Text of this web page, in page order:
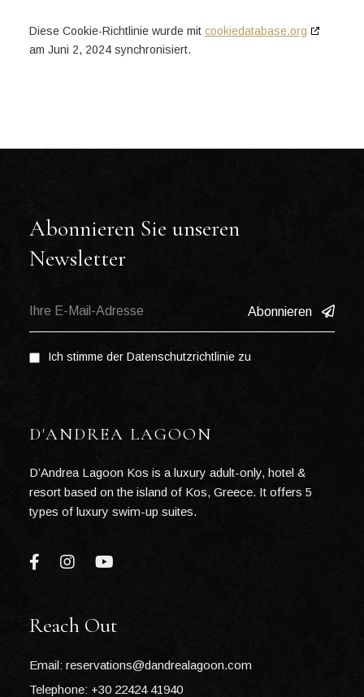
Diese Cookie-Richtlinie wurde mit cookiedatabase.org
am Juni 2, 2024 synchronisiert.
Abonnieren Sie unseren
Newsletter
Abonnieren
Ich stimme der Datenschutzrichtlinie zu
D'ANDREA LAGOON
D’Andrea Lagoon Kos is a luxury adult-only, hotel &
resort based on the island of Kos, Greece. It offers 5
types of luxury swim-up suites.
Reach Out
Email: reservations@dandrealagoon.com
Telephone: +30 22424 41940